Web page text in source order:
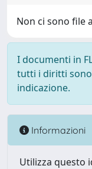
Non ci sono file
I documenti in
tutti i diritti
indicazione.
Informazioni
Utilizza questo